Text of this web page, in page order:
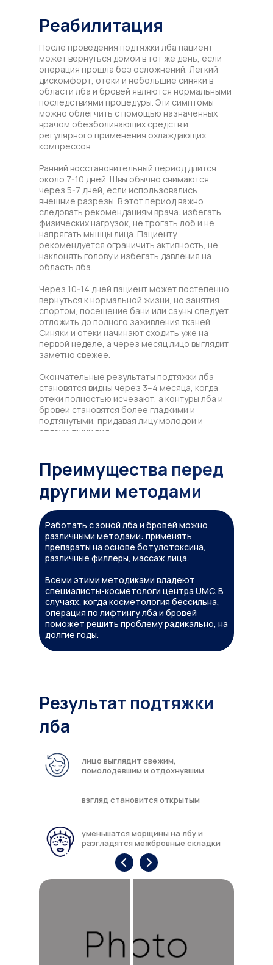
Реабилитация
После проведения подтяжки лба пациент
может вернуться домой в тот же день, если
операция прошла без осложнений. Легкий
дискомфорт, отеки и небольшие синяки в
области лба и бровей являются нормальными
последствиями процедуры. Эти симптомы
можно облегчить с помощью назначенных
врачом обезболивающих средств и
регулярного применения охлаждающих
компрессов.
Ранний восстановительный период длится
около 7-10 дней. Швы обычно снимаются
через 5-7 дней, если использовались
внешние разрезы. В этот период важно
следовать рекомендациям врача: избегать
физических нагрузок, не трогать лоб и не
напрягать мышцы лица. Пациенту
рекомендуется ограничить активность, не
наклонять голову и избегать давления на
область лба.
Через 10-14 дней пациент может постепенно
вернуться к нормальной жизни, но занятия
спортом, посещение бани или сауны следует
отложить до полного заживления тканей.
Синяки и отеки начинают сходить уже на
первой неделе, а через месяц лицо выглядит
заметно свежее.
Окончательные результаты подтяжки лба
становятся видны через 3–4 месяца, когда
отеки полностью исчезают, а контуры лба и
бровей становятся более гладкими и
подтянутыми, придавая лицу молодой и
отдохнувший вид.
Преимущества перед
другими методами
Работать с зоной лба и бровей можно
различными методами: применять
препараты на основе ботулотоксина,
различные филлеры, массаж лица.
Всеми этими методиками владеют
специалисты-косметологи центра UMC. В
случаях, когда косметология бессильна,
операция по лифтингу лба и бровей
поможет решить проблему радикально, на
долгие годы.
Результат подтяжки
лба
лицо выглядит свежим,
помолодевшим и отдохнувшим
взгляд становится открытым
уменьшатся морщины на лбу и
разгладятся межбровные складки